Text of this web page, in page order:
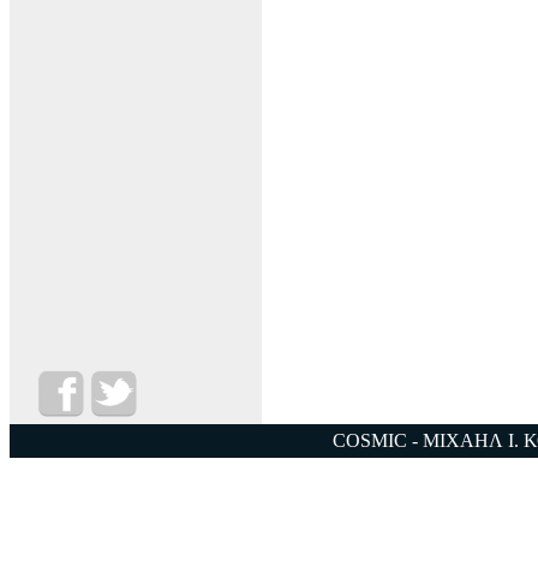
COSMIC - ΜΙΧΑΗΛ Ι.